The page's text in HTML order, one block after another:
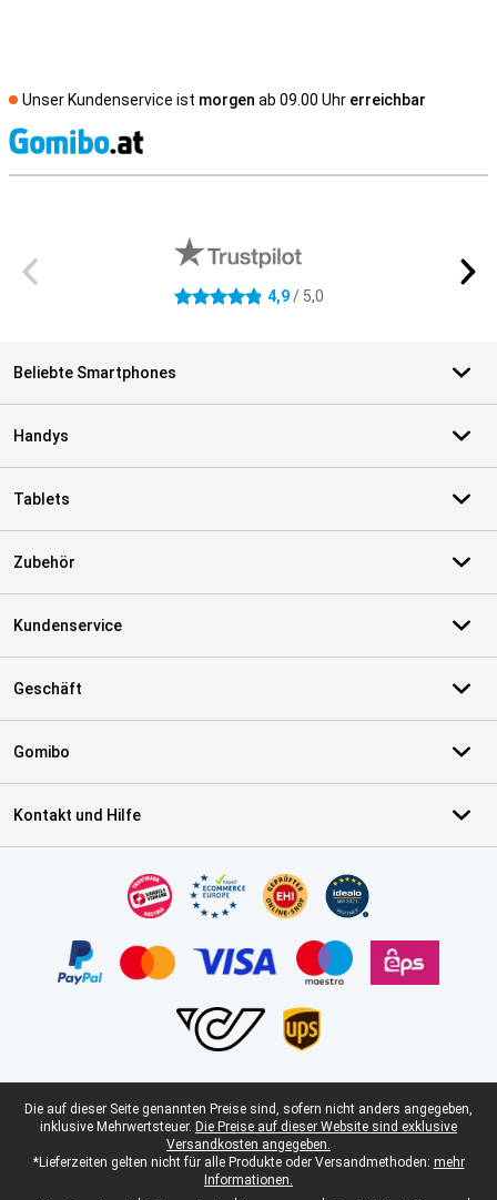
Unser Kundenservice ist morgen ab 09.00 Uhr erreichbar
4.9 Sterne 4,9/ 5,0
Beliebte Smartphones
Handys
Tablets
Zubehör
Kundenservice
Geschäft
Gomibo
Kontakt und Hilfe
Juristische Fußzeile
Die auf dieser Seite genannten Preise sind, sofern nicht anders angegeben,
inklusive Mehrwertsteuer. Die Preise auf dieser Website sind exklusive
Versandkosten angegeben.
*Lieferzeiten gelten nicht für alle Produkte oder Versandmethoden: mehr
Informationen.